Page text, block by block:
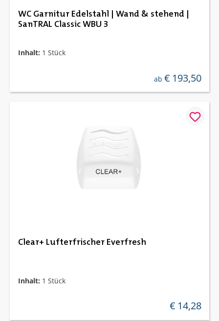
WC Garnitur Edelstahl | Wand & stehend |
SanTRAL Classic WBU 3
Inhalt: 1 Stück
regulärer preis:
ab € 193,50
Clear+ Lufterfrischer Everfresh
Inhalt: 1 Stück
regulärer
€ 14,28